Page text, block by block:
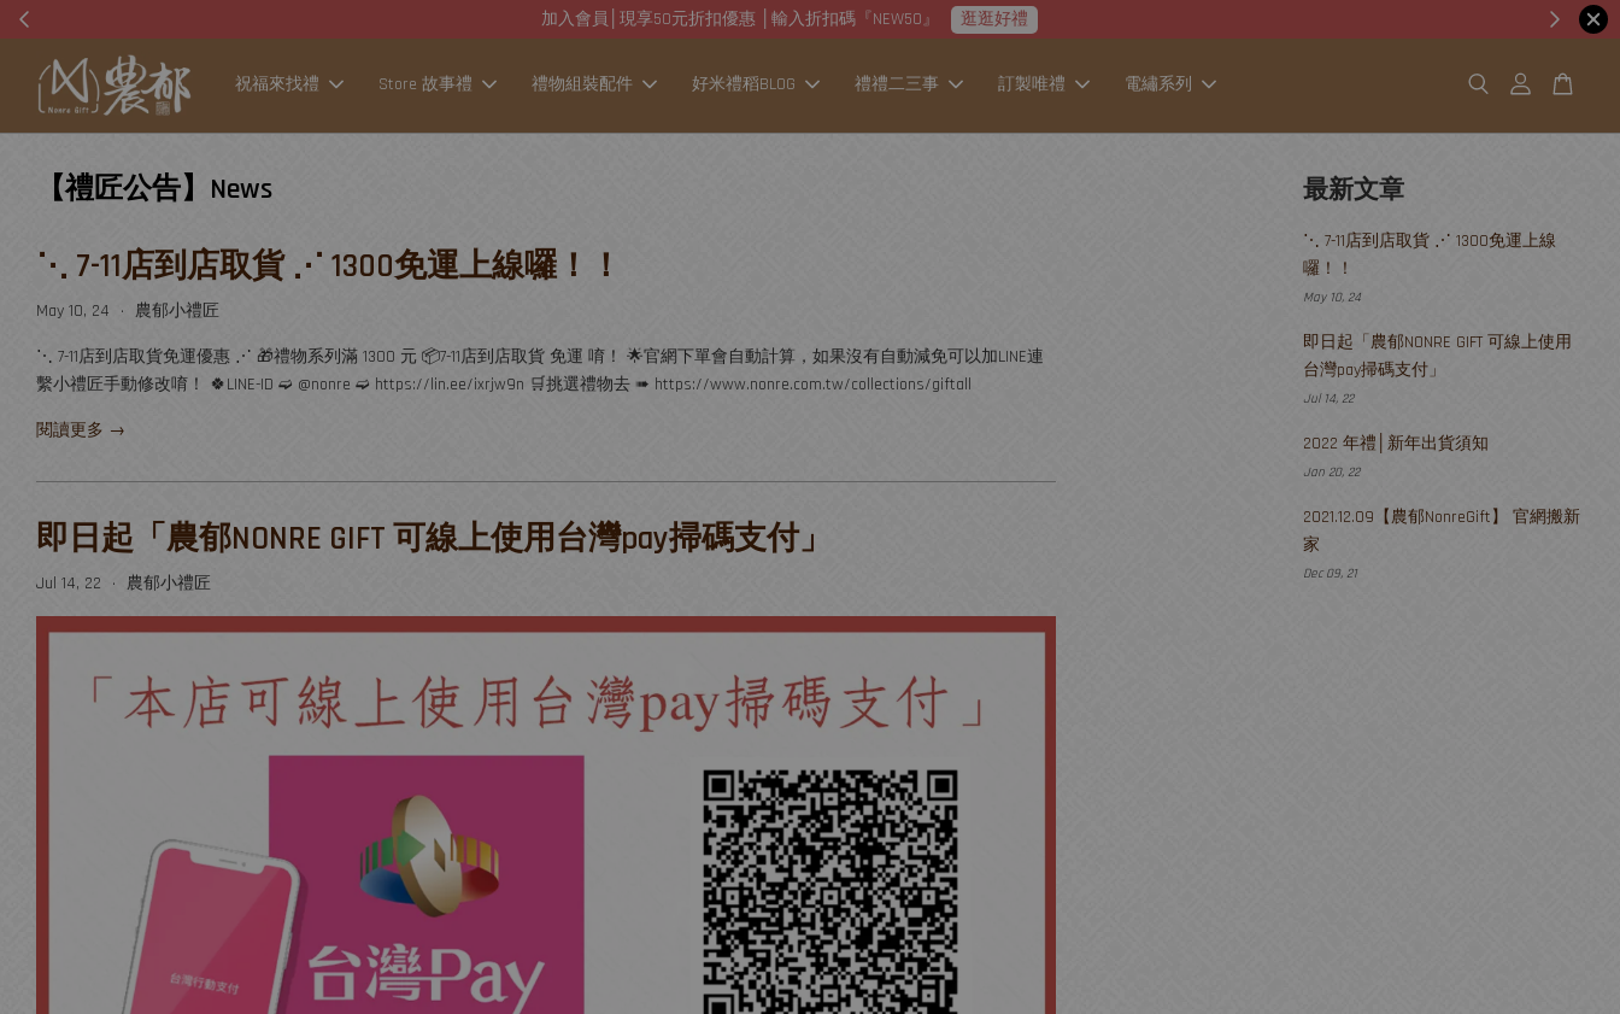
加入會員│現享50元折扣優惠 │輸入折扣碼『NEW50』 逛逛好禮
祝福來找禮 Store 故事禮 禮物組裝配件 好米禮稻BLOG 禮禮二三事 訂製唯禮 電繡系列
【禮匠公告】News
⋱ 7-11店到店取貨 ⋰ 1300免運上線囉！！
May 10, 24 • 農郁小禮匠
⋱ 7-11店到店取貨免運優惠 ⋰ 🎁禮物系列滿 1300 元 📦7-11店到店取貨 免運 唷！ 🌟官網下單會自動計算，如果沒有自動減免可以加LINE連
繫小禮匠手動修改唷！ 🍀LINE-ID ➫ @nonre ➫ https://lin.ee/ixrjw9n 🛒挑選禮物去 ➠ https://www.nonre.com.tw/collections/giftall
閱讀更多 →
即日起「農郁NONRE GIFT 可線上使用台灣pay掃碼支付」
Jul 14, 22 • 農郁小禮匠
最新文章
⋱ 7-11店到店取貨 ⋰ 1300免運上線
囉！！
May 10, 24
即日起「農郁NONRE GIFT 可線上使用
台灣pay掃碼支付」
Jul 14, 22
2022 年禮│新年出貨須知
Jan 20, 22
2021.12.09【農郁NonreGift】 官網搬新
家
Dec 09, 21